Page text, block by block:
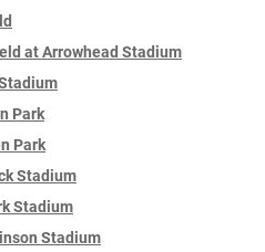
at Arrowhead Stadium
Park
Park
Stadium
Stadium
Stadium